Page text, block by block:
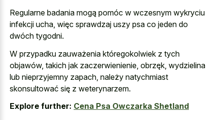
Regularne badania mogą pomóc w wczesnym wykryciu
infekcji ucha, więc sprawdzaj uszy psa co jeden do
dwóch tygodni.
W przypadku zauważenia któregokolwiek z tych
objawów, takich jak zaczerwienienie, obrzęk, wydzielina
lub nieprzyjemny zapach, należy natychmiast
skonsultować się z weterynarzem.
Explore further: Cena Psa Owczarka Shetland